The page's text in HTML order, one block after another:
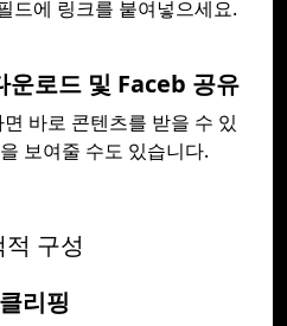
드에 링크를 붙여넣으세요.
로드 및 Faceb 공유
바로 콘텐츠를 받을 수 있
보여줄 수도 있습니다.
구성
리핑